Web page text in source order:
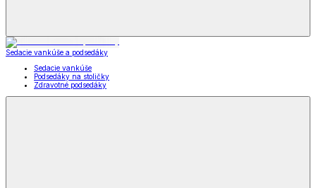
Sedacie vankúše a podsedáky
Sedacie vankúše
Podsedáky na stoličky
Zdravotné podsedáky